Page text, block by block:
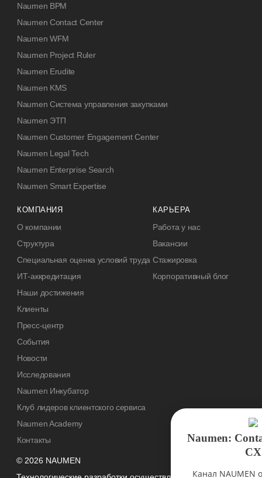
© 2026 NAUMEN
Naumen BPM
Naumen Contact Center
Naumen WFM
Naumen Project Ruler
Naumen Erudite
Naumen KMS
Naumen Система управления закупками
Naumen ЭТП
Naumen Customer Engagement Center
Naumen Legal Tech
Naumen Enterprise Search
Naumen Smart Expertise
КОМПАНИЯ
О компании
Структура
Специальная оценка условий труда
ИТ-аккредитация
Наши достижения
Клиенты
Пресс-центр
События
Новости
Исследования
Naumen Инкубатор
Клуб лидеров клиентского сервиса
Naumen Academy
Контакты
КАРЬЕРА
Работа у нас
Вакансии
Стажировка
Корпоративный блог
Naumen: Contact
Канал NAUMEN о